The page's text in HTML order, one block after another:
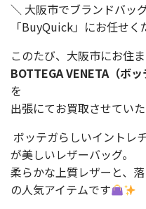
＼ 大阪市でブランドバッ
「BuyQuick」にお任せく
このたび、大阪市にお住
BOTTEGA VENETA（ボ
を
出張にてお買取させてい
ボッテガらしいイントレ
が美しいレザーバッグ。
柔らかな上質レザーと、
の人気アイテムです